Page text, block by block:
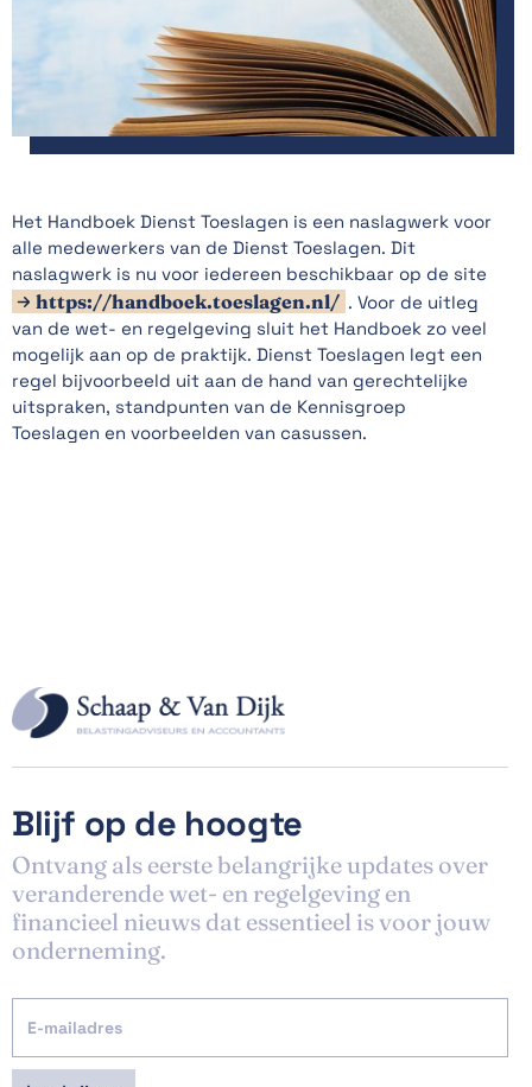
Het Handboek Dienst Toeslagen is een naslagwerk voor
alle medewerkers van de Dienst Toeslagen. Dit
naslagwerk is nu voor iedereen beschikbaar op de site
https://handboek.toeslagen.nl/ . Voor de uitleg
van de wet- en regelgeving sluit het Handboek zo veel
mogelijk aan op de praktijk. Dienst Toeslagen legt een
regel bijvoorbeeld uit aan de hand van gerechtelijke
uitspraken, standpunten van de Kennisgroep
Toeslagen en voorbeelden van casussen.
Blijf op de hoogte
Ontvang als eerste belangrijke updates over
veranderende wet- en regelgeving en
financieel nieuws dat essentieel is voor jouw
onderneming.